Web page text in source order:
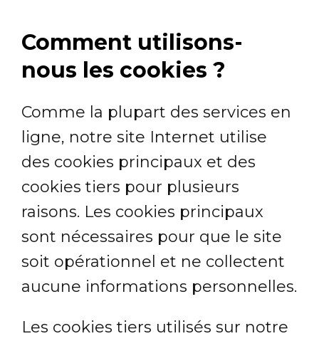
Comment utilisons-
nous les cookies ?
Comme la plupart des services en
ligne, notre site Internet utilise
des cookies principaux et des
cookies tiers pour plusieurs
raisons. Les cookies principaux
sont nécessaires pour que le site
soit opérationnel et ne collectent
aucune informations personnelles.
Les cookies tiers utilisés sur notre